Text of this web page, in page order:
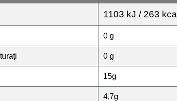
1103 kJ / 263 kcal
0 g
0 g
15g
4,7g